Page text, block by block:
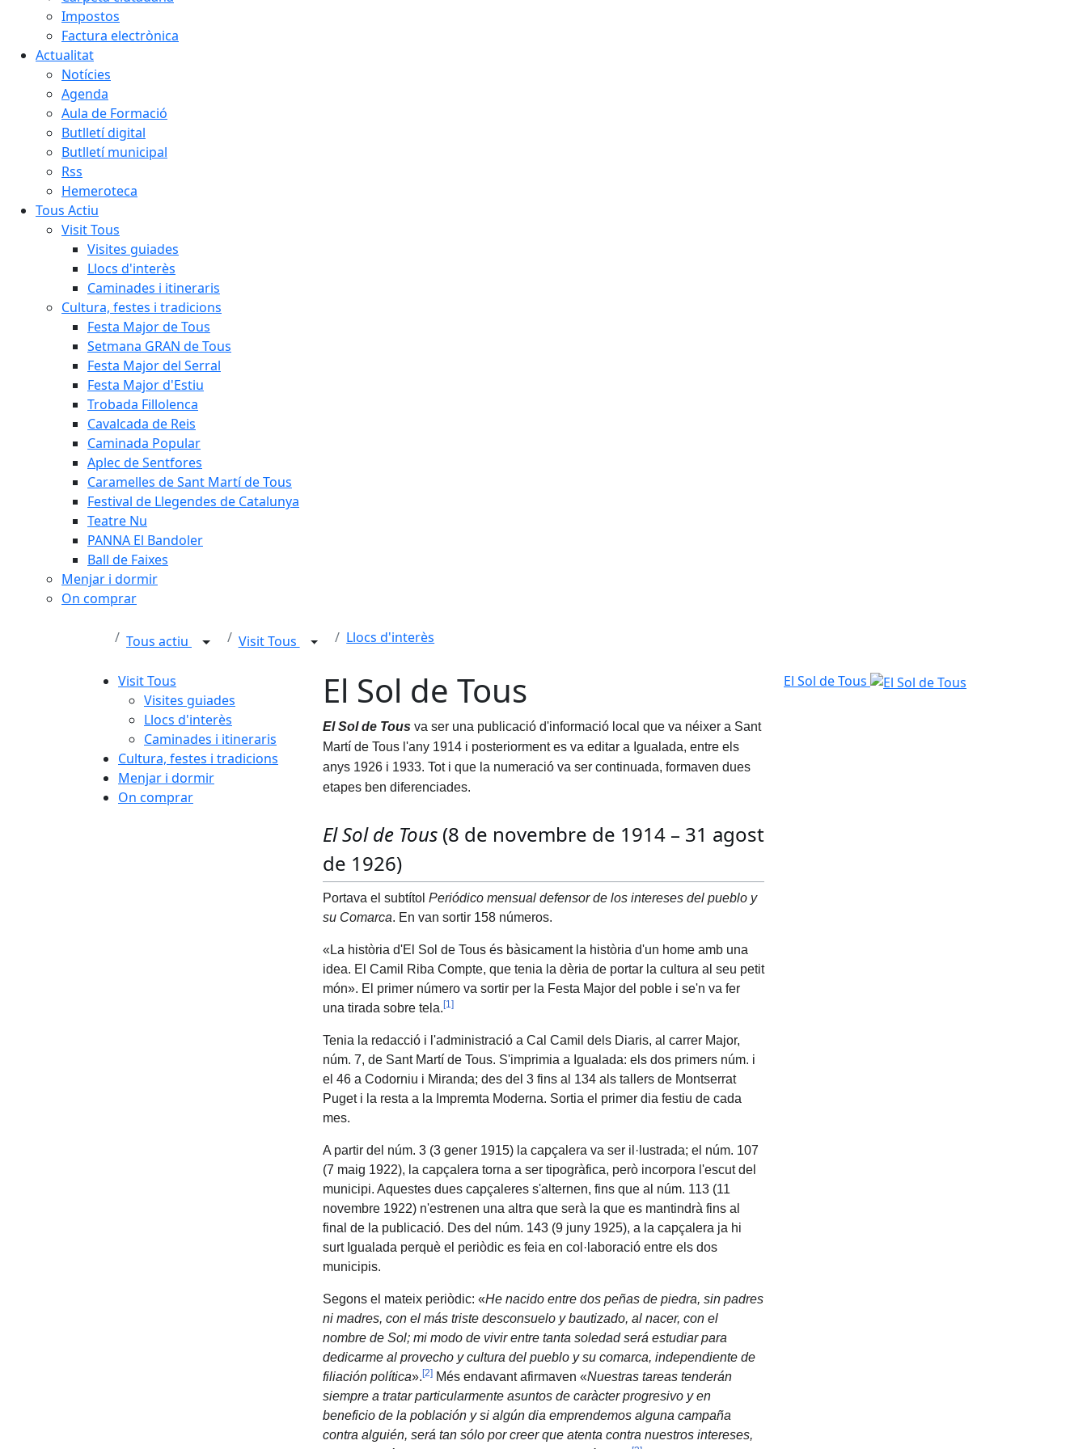
Impostos
Factura electrònica
Actualitat
Notícies
Agenda
Aula de Formació
Butlletí digital
Butlletí municipal
Rss
Hemeroteca
Tous Actiu
Visit Tous
Visites guiades
Llocs d'interès
Caminades i itineraris
Cultura, festes i tradicions
Festa Major de Tous
Setmana GRAN de Tous
Festa Major del Serral
Festa Major d'Estiu
Trobada Fillolenca
Cavalcada de Reis
Caminada Popular
Aplec de Sentfores
Caramelles de Sant Martí de Tous
Festival de Llegendes de Catalunya
Teatre Nu
PANNA El Bandoler
Ball de Faixes
Menjar i dormir
On comprar
Tous actiu Visit Tous Llocs d'interès
Visit Tous
Visites guiades
Llocs d'interès
Caminades i itineraris
Cultura, festes i tradicions
Menjar i dormir
On comprar
El Sol de Tous
El Sol de Tous va ser una publicació d'informació local que va néixer a Sant
Martí de Tous l'any 1914 i posteriorment es va editar a Igualada, entre els
anys 1926 i 1933. Tot i que la numeració va ser continuada, formaven dues
etapes ben diferenciades.
El Sol de Tous (8 de novembre de 1914 – 31 agost
de 1926)
Portava el subtítol Periódico mensual defensor de los intereses del pueblo y
su Comarca. En van sortir 158 números.
«La història d'El Sol de Tous és bàsicament la història d'un home amb una
idea. El Camil Riba Compte, que tenia la dèria de portar la cultura al seu petit
món». El primer número va sortir per la Festa Major del poble i se'n va fer
una tirada sobre tela. [1]
Tenia la redacció i l'administració a Cal Camil dels Diaris, al carrer Major,
núm. 7, de Sant Martí de Tous. S'imprimia a Igualada: els dos primers núm. i
el 46 a Codorniu i Miranda; des del 3 fins al 134 als tallers de Montserrat
Puget i la resta a la Impremta Moderna. Sortia el primer dia festiu de cada
mes.
A partir del núm. 3 (3 gener 1915) la capçalera va ser il·lustrada; el núm. 107
(7 maig 1922), la capçalera torna a ser tipogràfica, però incorpora l'escut del
municipi. Aquestes dues capçaleres s'alternen, fins que al núm. 113 (11
novembre 1922) n'estrenen una altra que serà la que es mantindrà fins al
final de la publicació. Des del núm. 143 (9 juny 1925), a la capçalera ja hi
surt Igualada perquè el periòdic es feia en col·laboració entre els dos
municipis.
Segons el mateix periòdic: «He nacido entre dos peñas de piedra, sin padres
ni madres, con el más triste desconsuelo y bautizado, al nacer, con el
nombre de Sol; mi modo de vivir entre tanta soledad será estudiar para
dedicarme al provecho y cultura del pueblo y su comarca, independiente de
filiación política». [2] Més endavant afirmaven «Nuestras tareas tenderán
siempre a tratar particularmente asuntos de caràcter progresivo y en
beneficio de la población y si algún dia emprendemos alguna campaña
contra alguién, será tan sólo por creer que atenta contra nuestros intereses,
El Sol de Tous